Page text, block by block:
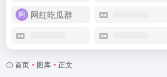
网红吃瓜群
首页 • 图库 • 正文